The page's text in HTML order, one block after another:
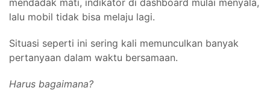
lalu mobil tidak bisa melaju lagi.
Situasi seperti ini sering kali memunculkan banyak
pertanyaan dalam waktu bersamaan.
Harus bagaimana?